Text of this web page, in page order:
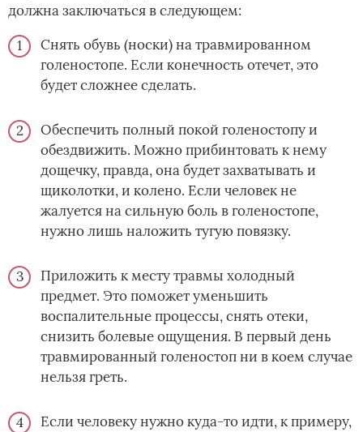
должна заключаться в следующем:
Снять обувь (носки) на травмированном
голеностопе. Если конечность отечет, это
будет сложнее сделать.
Обеспечить полный покой голеностопу и
обездвижить. Можно прибинтовать к нему
дощечку, правда, она будет захватывать и
щиколотки, и колено. Если человек не
жалуется на сильную боль в голеностопе,
нужно лишь наложить тугую повязку.
Приложить к месту травмы холодный
предмет. Это поможет уменьшить
воспалительные процессы, снять отеки,
снизить болевые ощущения. В первый день
травмированный голеностоп ни в коем случае
нельзя греть.
Если человеку нужно куда-то идти, к примеру,